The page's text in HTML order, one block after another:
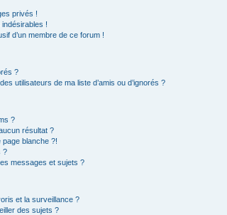
privés !
!
d’un membre de ce forum !
?
utilisateurs de ma liste d’amis ou d’ignorés ?
?
résultat ?
blanche ?!
?
messages et sujets ?
et la surveillance ?
des sujets ?